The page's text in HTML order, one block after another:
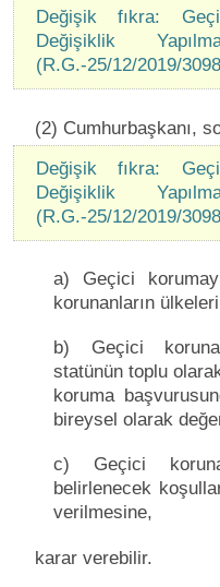
Değişik fıkra:
Değişiklik
(R.G.-25/12/2019/
(2) Cumhurbaşkanı,
Değişik fıkra:
Değişiklik
(R.G.-25/12/2019/
a) Geçici
korunanların
b) Geçici
statünün toplu
koruma
bireysel olarak
c) Geçici
belirlenecek
verilmesine,
karar verebilir.